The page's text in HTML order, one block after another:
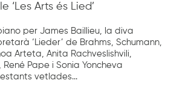
‘Les Arts és Lied’
per James Baillieu, la diva
‘Lieder’ de Brahms, Schumann,
Arteta, Anita Rachveslishvili,
Pape i Sonia Yoncheva
vetlades...